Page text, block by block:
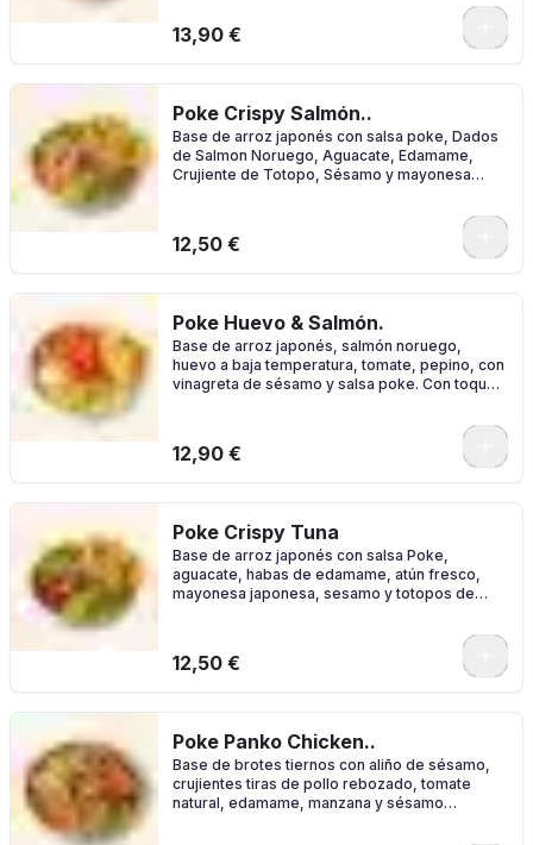
13,90 €
Poke Crispy Salmón..
Base de arroz japonés con salsa poke, Dados
de Salmon Noruego, Aguacate, Edamame,
Crujiente de Totopo, Sésamo y mayonesa
12,50 €
Poke Huevo & Salmón.
Base de arroz japonés, salmón noruego,
huevo a baja temperatura, tomate, pepino, con
vinagreta de sésamo y salsa poke. Con toque
12,90 €
Poke Crispy Tuna
Base de arroz japonés con salsa Poke,
aguacate, habas de edamame, atún fresco,
mayonesa japonesa, sesamo y totopos de
12,50 €
Poke Panko Chicken..
Base de brotes tiernos con aliño de sésamo,
crujientes tiras de pollo rebozado, tomate
natural, edamame, manzana y sésamo